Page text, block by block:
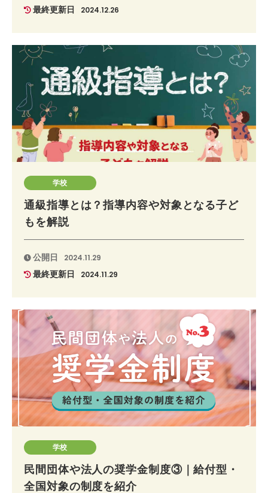
最終更新日 2024.12.26
学校
通級指導とは？指導内容や対象となる子ど
もを解説
公開日 2024.11.29
最終更新日 2024.11.29
学校
民間団体や法人の奨学金制度③｜給付型・
全国対象の制度を紹介